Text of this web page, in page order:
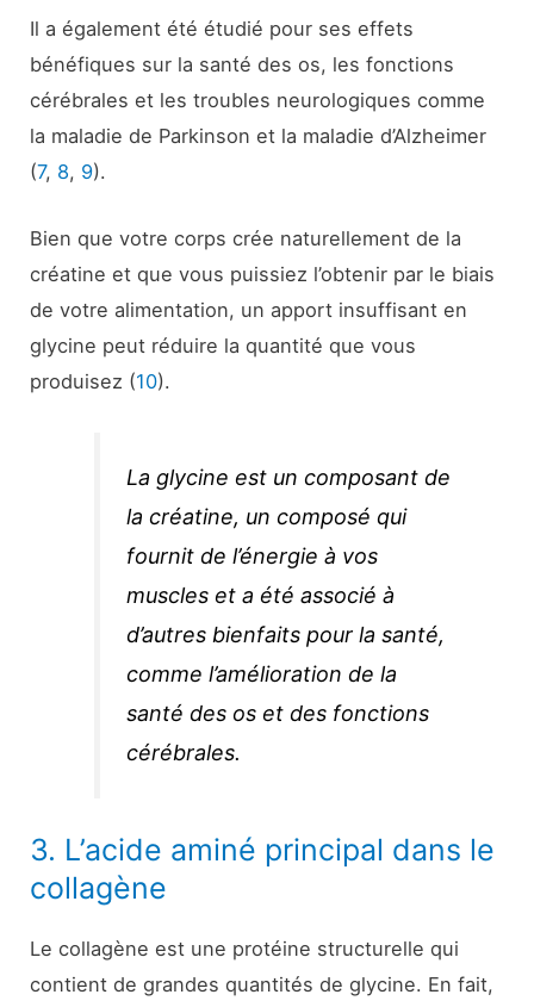
Il a également été étudié pour ses effets
bénéfiques sur la santé des os, les fonctions
cérébrales et les troubles neurologiques comme
la maladie de Parkinson et la maladie d’Alzheimer
(7, 8, 9).
Bien que votre corps crée naturellement de la
créatine et que vous puissiez l’obtenir par le biais
de votre alimentation, un apport insuffisant en
glycine peut réduire la quantité que vous
produisez (10).
La glycine est un composant de
la créatine, un composé qui
fournit de l’énergie à vos
muscles et a été associé à
d’autres bienfaits pour la santé,
comme l’amélioration de la
santé des os et des fonctions
cérébrales.
3. L’acide aminé principal dans le
collagène
Le collagène est une protéine structurelle qui
contient de grandes quantités de glycine. En fait,